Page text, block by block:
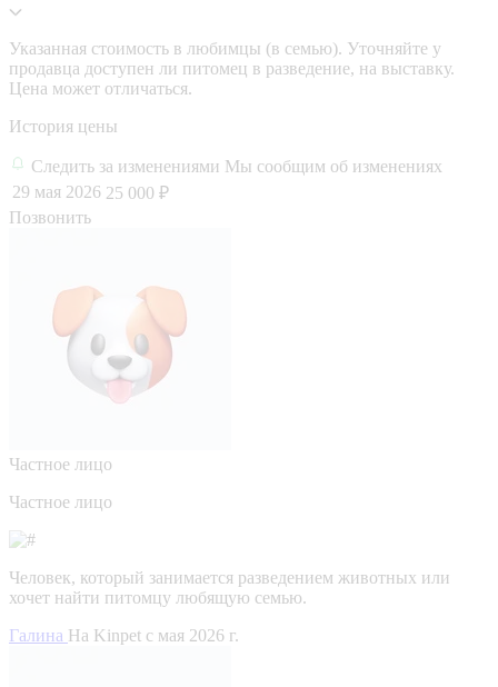
Указанная стоимость в любимцы (в семью). Уточняйте у
продавца доступен ли питомец в разведение, на выставку.
Цена может отличаться.
История цены
Следить за изменениями Мы сообщим об изменениях
29 мая 2026 25 000 ₽
Позвонить
Частное лицо
Частное лицо
Человек, который занимается разведением животных или
хочет найти питомцу любящую семью.
Галина На Kinpet c мая 2026 г.